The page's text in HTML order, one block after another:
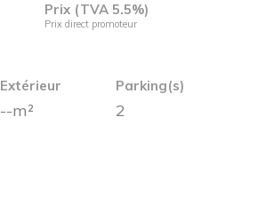
Prix (TVA 5.5%)
Prix direct promoteur
Extérieur
--m²
Parking(s)
2